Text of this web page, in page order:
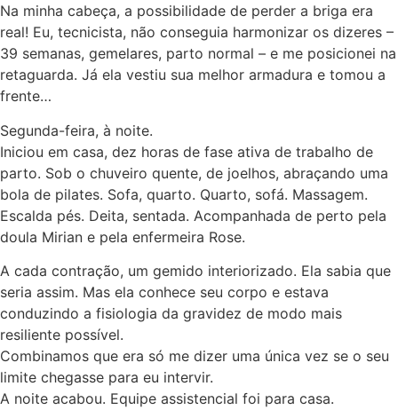
Na minha cabeça, a possibilidade de perder a briga era
real! Eu, tecnicista, não conseguia harmonizar os dizeres –
39 semanas, gemelares, parto normal – e me posicionei na
retaguarda. Já ela vestiu sua melhor armadura e tomou a
frente…
Segunda-feira, à noite.
Iniciou em casa, dez horas de fase ativa de trabalho de
parto. Sob o chuveiro quente, de joelhos, abraçando uma
bola de pilates. Sofa, quarto. Quarto, sofá. Massagem.
Escalda pés. Deita, sentada. Acompanhada de perto pela
doula Mirian e pela enfermeira Rose.
A cada contração, um gemido interiorizado. Ela sabia que
seria assim. Mas ela conhece seu corpo e estava
conduzindo a fisiologia da gravidez de modo mais
resiliente possível.
Combinamos que era só me dizer uma única vez se o seu
limite chegasse para eu intervir.
A noite acabou. Equipe assistencial foi para casa.